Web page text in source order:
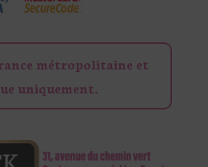
métropolitaine et
uniquement.